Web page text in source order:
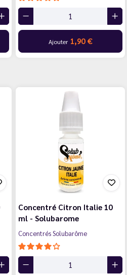
Ajouter 1,90 €
Concentré Citron Italie 10
ml - Solubarome
Concentrés Solubarôme